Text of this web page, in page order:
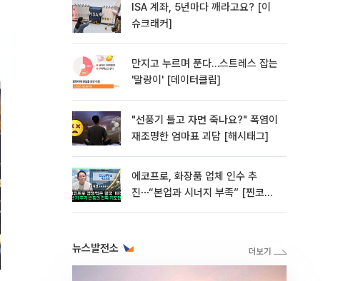
ISA 계좌, 5년마다 깨라고요? [이
슈크래커]
만지고 누르며 푼다…스트레스 잡는
'말랑이' [데이터클립]
"선풍기 틀고 자면 죽나요?" 폭염이
재조명한 엄마표 괴담 [해시태그]
에코프로, 화장품 업체 인수 추
진⋯“본업과 시너지 부족” [찐코노
뉴스발전소